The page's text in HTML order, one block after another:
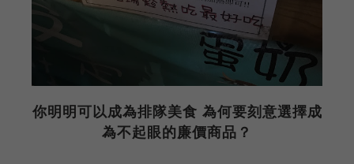
你明明可以成為排隊美食 為何要刻意選擇成
為不起眼的廉價商品？